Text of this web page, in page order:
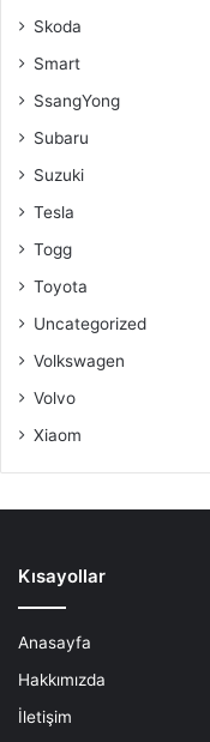
Skoda
Smart
SsangYong
Subaru
Suzuki
Tesla
Togg
Toyota
Uncategorized
Volkswagen
Volvo
Xiaom
Kısayollar
Anasayfa
Hakkımızda
İletişim